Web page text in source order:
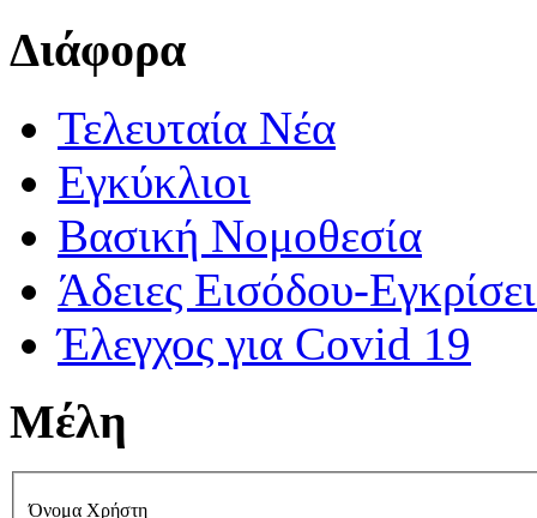
Διάφορα
Τελευταία Νέα
Εγκύκλιοι
Βασική Νομοθεσία
Άδειες Εισόδου-
Έλεγχος για Covid 19
Μέλη
Όνομα Χρήστη